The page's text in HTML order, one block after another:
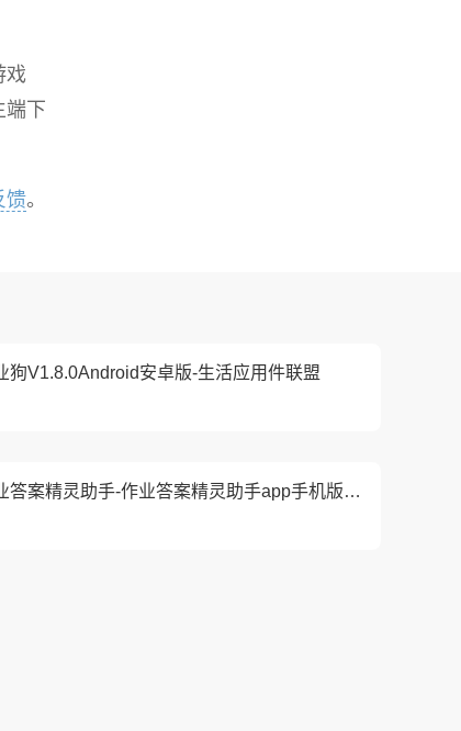
戏
端下
馈。
狗V1.8.0Android安卓版-生活应用件联盟
作业答案精灵助手-作业答案精灵助手app手机版v1.0